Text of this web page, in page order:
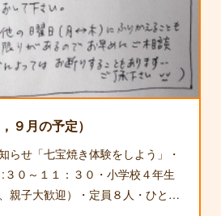
９月の予定）
らせ「七宝焼き体験をしよう」・
０～１１：３０・小学校４年生
親子大歓迎）・定員８人・ひと…